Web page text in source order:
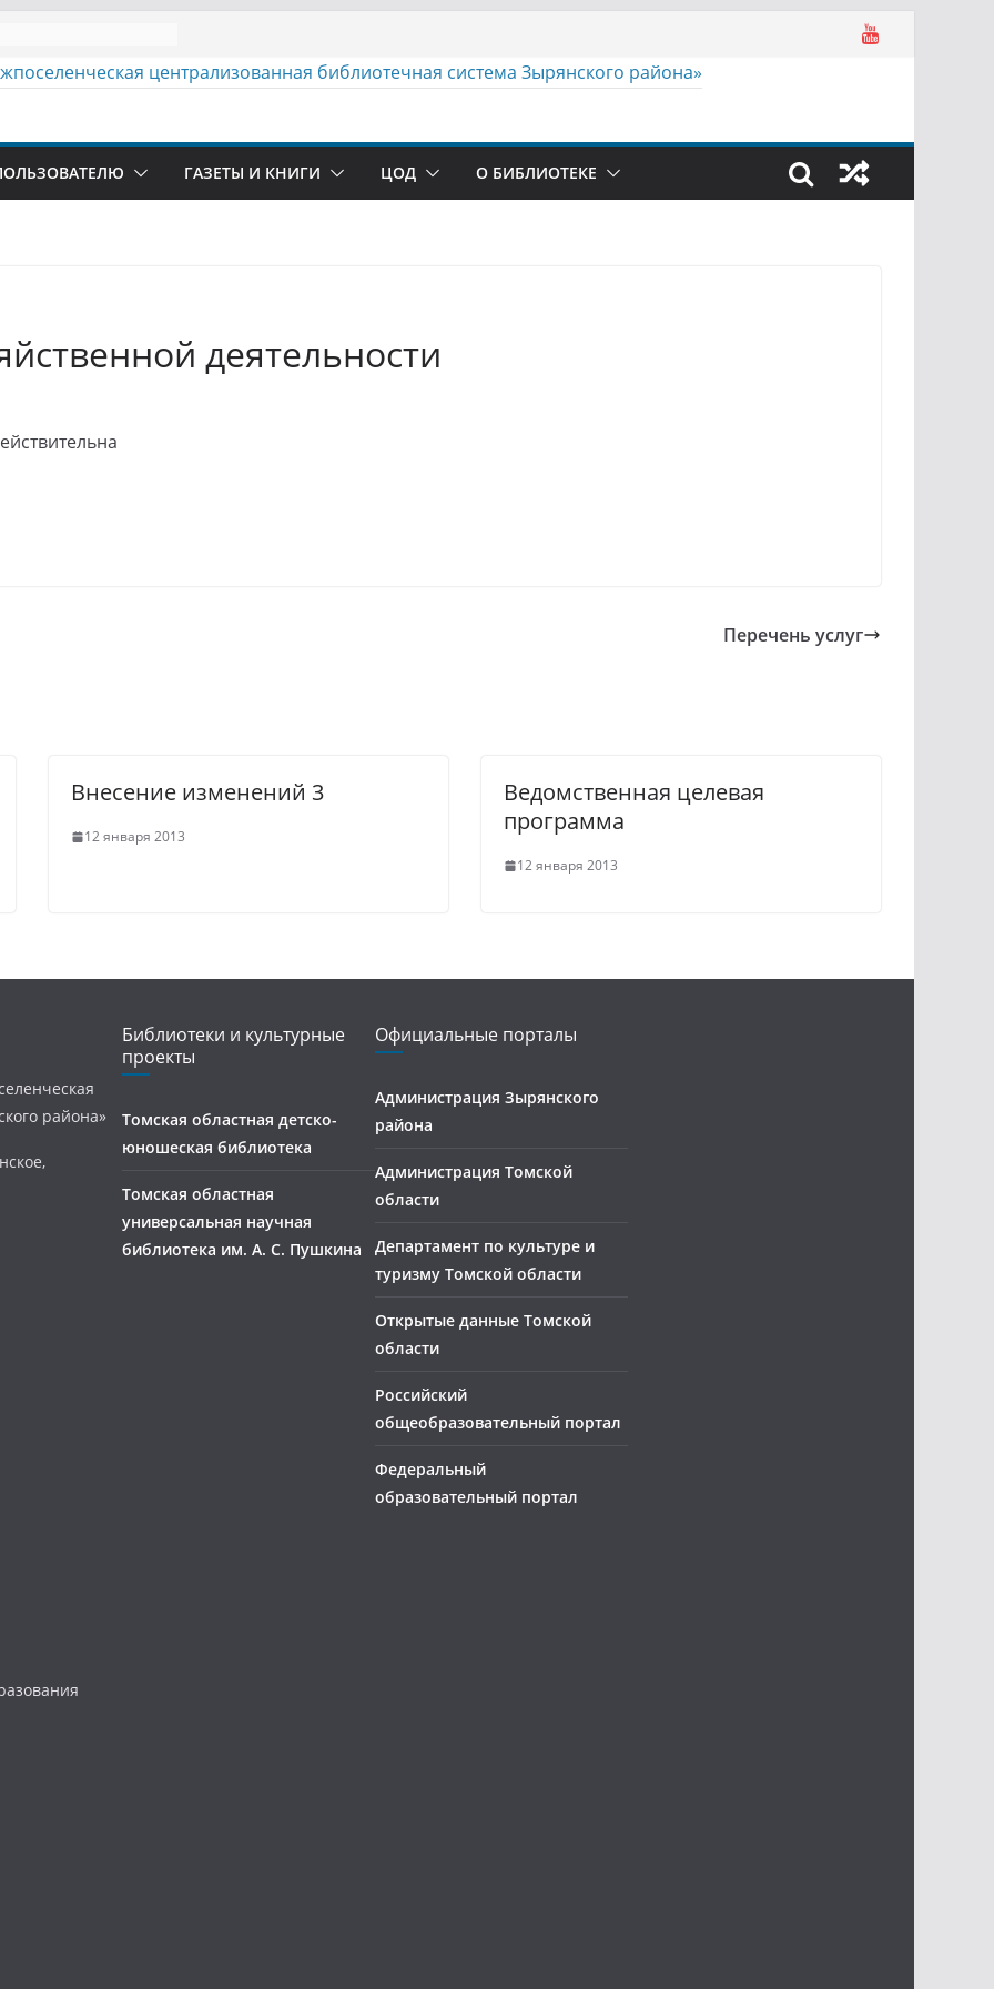
ГАЗЕТЫ И КНИГИ ЦОД О БИБЛИОТЕКЕ
деятельности
Перечень услуг
Внесение изменений 3
12 января 2013
Ведомственная целевая
программа
12 января 2013
района»
Библиотеки и культурные
проекты
Томская областная детско-
юношеская библиотека
Томская областная
универсальная научная
библиотека им. А. С. Пушкина
Официальные порталы
Администрация Зырянского
района
Администрация Томской
области
Департамент по культуре и
туризму Томской области
Открытые данные Томской
области
Российский
общеобразовательный портал
Федеральный
образовательный портал